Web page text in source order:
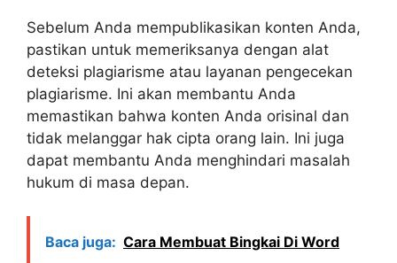
Sebelum Anda mempublikasikan konten Anda,
pastikan untuk memeriksanya dengan alat
deteksi plagiarisme atau layanan pengecekan
plagiarisme. Ini akan membantu Anda
memastikan bahwa konten Anda orisinal dan
tidak melanggar hak cipta orang lain. Ini juga
dapat membantu Anda menghindari masalah
hukum di masa depan.
Baca juga: Cara Membuat Bingkai Di Word